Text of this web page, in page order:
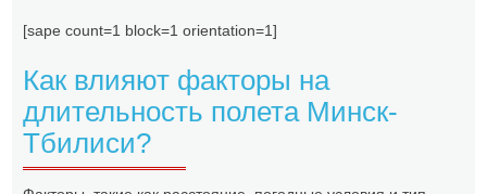
[sape count=1 block=1 orientation=1]
Как влияют факторы на
длительность полета Минск-
Тбилиси?